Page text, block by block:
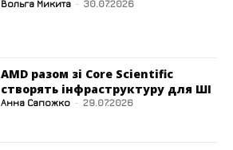
Вольга Микита - 30.07.2026
AMD разом зі Core Scientific
створять інфраструктуру для ШІ
Анна Сапожко - 29.07.2026